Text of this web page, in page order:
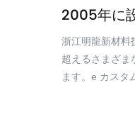
2005年に
浙江明龍新材料
超えるさまざま
ます。e カスタ